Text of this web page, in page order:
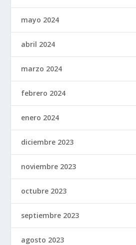
mayo 2024
abril 2024
marzo 2024
febrero 2024
enero 2024
diciembre 2023
noviembre 2023
octubre 2023
septiembre 2023
agosto 2023